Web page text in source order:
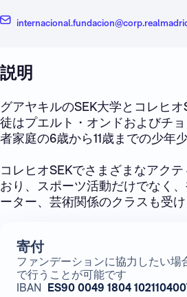
説明
グアヤキルのSEK大学とコレヒ
徒はプエルト・オンドおよびチ
者家庭の6歳から11歳までの少年少
コレヒオSEKでさまざまなアク
おり、スポーツ活動だけでなく
ーター、芸術関係のクラスも受け
寄付
ファンデーションに協力したい場
で行うことが可能です
IBAN ES90 0049 1804